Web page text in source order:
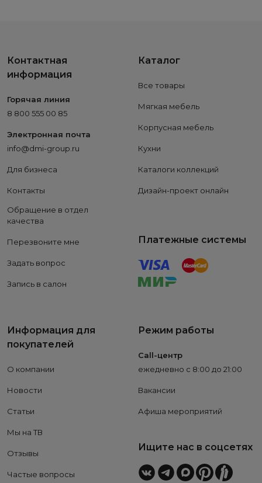
Контактная
информация
Горячая линия
8 800 555 00 85
Электронная почта
info@dmi-group.ru
Для бизнеса
Контакты
Обращение в отдел
качества
Перезвоните мне
Задать вопрос
Запись в салон
Каталог
Все товары
Мягкая мебель
Корпусная мебель
Кухни
Каталоги коллекций
Дизайн-проект онлайн
Платежные системы
Информация для
покупателей
О компании
Новости
Статьи
Мы на ТВ
Отзывы
Частые вопросы
Режим работы
Call-центр
ежедневно с 8:00 до 21:00
Вакансии
Афиша мероприятий
Ищите нас в соцсетях